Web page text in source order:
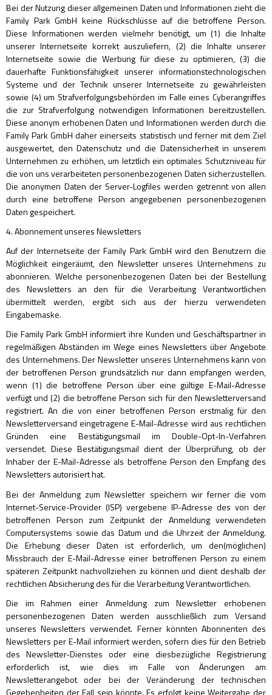
Bei der Nutzung dieser allgemeinen Daten und Informationen zieht die
Family Park GmbH keine Rückschlüsse auf die betroffene Person.
Diese Informationen werden vielmehr benötigt, um (1) die Inhalte
unserer Internetseite korrekt auszuliefern, (2) die Inhalte unserer
Internetseite sowie die Werbung für diese zu optimieren, (3) die
dauerhafte Funktionsfähigkeit unserer informationstechnologischen
Systeme und der Technik unserer Internetseite zu gewährleisten
sowie (4) um Strafverfolgungsbehörden im Falle eines Cyberangriffes
die zur Strafverfolgung notwendigen Informationen bereitzustellen.
Diese anonym erhobenen Daten und Informationen werden durch die
Family Park GmbH daher einerseits statistisch und ferner mit dem Ziel
ausgewertet, den Datenschutz und die Datensicherheit in unserem
Unternehmen zu erhöhen, um letztlich ein optimales Schutzniveau für
die von uns verarbeiteten personenbezogenen Daten sicherzustellen.
Die anonymen Daten der Server-Logfiles werden getrennt von allen
durch eine betroffene Person angegebenen personenbezogenen
Daten gespeichert.
4. Abonnement unseres Newsletters
Auf der Internetseite der Family Park GmbH wird den Benutzern die
Möglichkeit eingeräumt, den Newsletter unseres Unternehmens zu
abonnieren. Welche personenbezogenen Daten bei der Bestellung
des Newsletters an den für die Verarbeitung Verantwortlichen
übermittelt werden, ergibt sich aus der hierzu verwendeten
Eingabemaske.
Die Family Park GmbH informiert ihre Kunden und Geschäftspartner in
regelmäßigen Abständen im Wege eines Newsletters über Angebote
des Unternehmens. Der Newsletter unseres Unternehmens kann von
der betroffenen Person grundsätzlich nur dann empfangen werden,
wenn (1) die betroffene Person über eine gültige E-Mail-Adresse
verfügt und (2) die betroffene Person sich für den Newsletterversand
registriert. An die von einer betroffenen Person erstmalig für den
Newsletterversand eingetragene E-Mail-Adresse wird aus rechtlichen
Gründen eine Bestätigungsmail im Double-Opt-In-Verfahren
versendet. Diese Bestätigungsmail dient der Überprüfung, ob der
Inhaber der E-Mail-Adresse als betroffene Person den Empfang des
Newsletters autorisiert hat.
Bei der Anmeldung zum Newsletter speichern wir ferner die vom
Internet-Service-Provider (ISP) vergebene IP-Adresse des von der
betroffenen Person zum Zeitpunkt der Anmeldung verwendeten
Computersystems sowie das Datum und die Uhrzeit der Anmeldung.
Die Erhebung dieser Daten ist erforderlich, um den(möglichen)
Missbrauch der E-Mail-Adresse einer betroffenen Person zu einem
späteren Zeitpunkt nachvollziehen zu können und dient deshalb der
rechtlichen Absicherung des für die Verarbeitung Verantwortlichen.
Die im Rahmen einer Anmeldung zum Newsletter erhobenen
personenbezogenen Daten werden ausschließlich zum Versand
unseres Newsletters verwendet. Ferner könnten Abonnenten des
Newsletters per E-Mail informiert werden, sofern dies für den Betrieb
des Newsletter-Dienstes oder eine diesbezügliche Registrierung
erforderlich ist, wie dies im Falle von Änderungen am
Newsletterangebot oder bei der Veränderung der technischen
Gegebenheiten der Fall sein könnte. Es erfolgt keine Weitergabe der